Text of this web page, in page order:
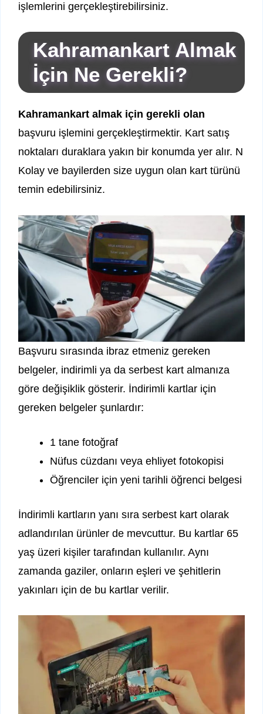
işlemlerini gerçekleştirebilirsiniz.
Kahramankart Almak
İçin Ne Gerekli?
Kahramankart almak için gerekli olan
başvuru işlemini gerçekleştirmektir. Kart satış
noktaları duraklara yakın bir konumda yer alır. N
Kolay ve bayilerden size uygun olan kart türünü
temin edebilirsiniz.
Başvuru sırasında ibraz etmeniz gereken
belgeler, indirimli ya da serbest kart almanıza
göre değişiklik gösterir. İndirimli kartlar için
gereken belgeler şunlardır:
1 tane fotoğraf
Nüfus cüzdanı veya ehliyet fotokopisi
Öğrenciler için yeni tarihli öğrenci belgesi
İndirimli kartların yanı sıra serbest kart olarak
adlandırılan ürünler de mevcuttur. Bu kartlar 65
yaş üzeri kişiler tarafından kullanılır. Aynı
zamanda gaziler, onların eşleri ve şehitlerin
yakınları için de bu kartlar verilir.